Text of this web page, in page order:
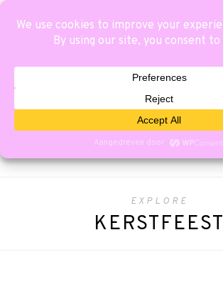
EXPLORE
KERSTFEEST